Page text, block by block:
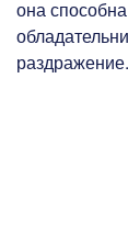
она
раздражение.